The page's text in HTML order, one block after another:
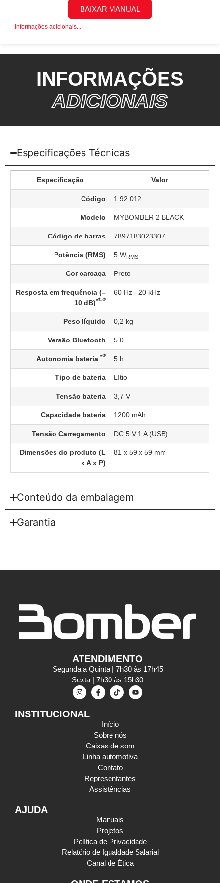
BAIXAR MANUAL
Informações adicionais...
INFORMAÇÕES
ADICIONAIS
Especificações Técnicas
Especificação Valor
Código 1.92.012
Modelo MYBOMBER 2 BLACK
Código de barras 7897183023307
Potência (RMS) 5 WRMS
Cor carcaça Preto
Resposta em frequência (–
10 dB)*①,②
60 Hz - 20 kHz
Peso líquido 0,2 kg
Versão Bluetooth 5.0
Autonomia bateria*③ 5 h
Tipo de bateria Lítio
Tensão bateria 3,7 V
Capacidade bateria 1200 mAh
Tensão Carregamento DC 5 V 1 A (USB)
Dimensões do produto (L
x A x P)
81 x 59 x 59 mm
Conteúdo da embalagem
Garantia
ATENDIMENTO
Segunda a Quinta | 7h30 às 17h45
Sexta | 7h30 às 15h30
INSTITUCIONAL
Início
Sobre nós
Caixas de som
Linha automotiva
Contato
Representantes
Assistências
AJUDA
Manuais
Projetos
Política de Privacidade
Relatório de Igualdade Salarial
Canal de Ética